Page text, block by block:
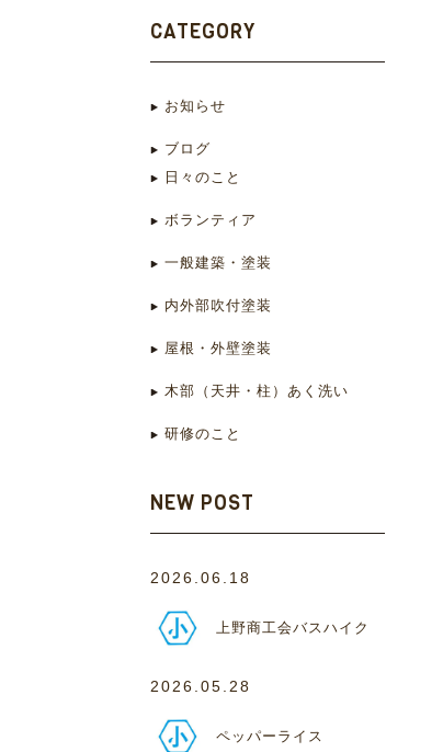
CATEGORY
お知らせ
ブログ
日々のこと
ボランティア
一般建築・塗装
内外部吹付塗装
屋根・外壁塗装
木部（天井・柱）あく洗い
研修のこと
NEW POST
2026.06.18
上野商工会バスハイク
2026.05.28
ペッパーライス